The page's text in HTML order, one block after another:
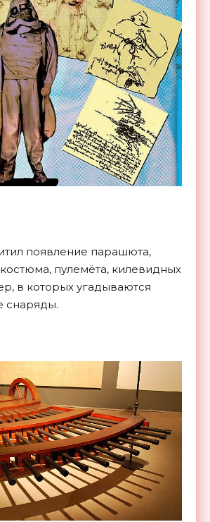
появление парашюта,
пулемёта, килевидных
в которых угадываются
снаряды.